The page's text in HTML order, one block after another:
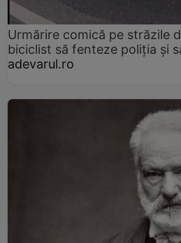
Urmărire comică pe străzile
biciclist să fenteze poliția și
adevarul.ro